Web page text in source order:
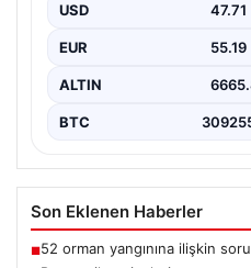
USD 47.71
EUR 55.19
ALTIN
BTC
Son Eklenen Haberler
■52 orman yangınına ilişkin